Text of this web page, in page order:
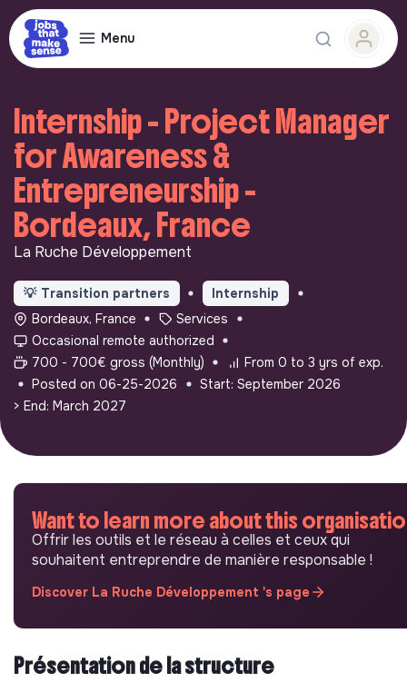
Menu
Internship - Project Manager
for Awareness &
Entrepreneurship -
Bordeaux, France
La Ruche Développement
💡 Transition partners
Internship
Bordeaux, France
Services
Occasional remote authorized
700 - 700€ gross (Monthly)
From 0 to 3 yrs of exp.
Posted on 06-25-2026
Start: September 2026
> End: March 2027
Want to learn more about this
Offrir les outils et le réseau à celles et ceux qui
souhaitent entreprendre de manière responsable !
Discover La Ruche Développement 's page
Présentation de la structure